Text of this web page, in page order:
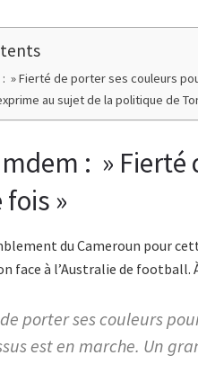
: » Fierté de porter ses couleurs
au sujet de la politique de
: »
»
du Cameroun pour
face à l’Australie de football.
porter ses couleurs
est en marche. Un